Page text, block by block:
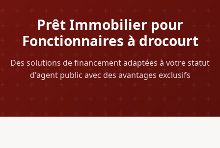
Prêt Immobilier pour
Fonctionnaires à drocourt
Des solutions de financement adaptées à votre statut
d'agent public avec des avantages exclusifs